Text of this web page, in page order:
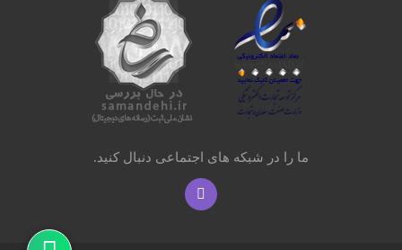
ما را در شبکه های اجتماعی دنبال کنید.